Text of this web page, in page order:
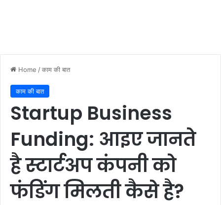
Home /काम की बात
काम की बात
Startup Business
Funding: आइए जानते
है स्टार्टअप कंपनी को
फंडिंग मिलती कैसे है?